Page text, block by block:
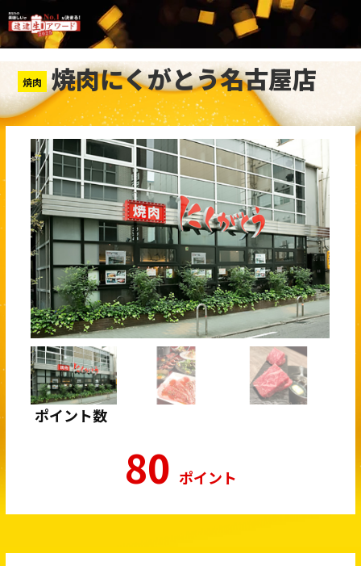
焼肉 焼肉にくがとう名古屋店
ポイント数
80 ポイント